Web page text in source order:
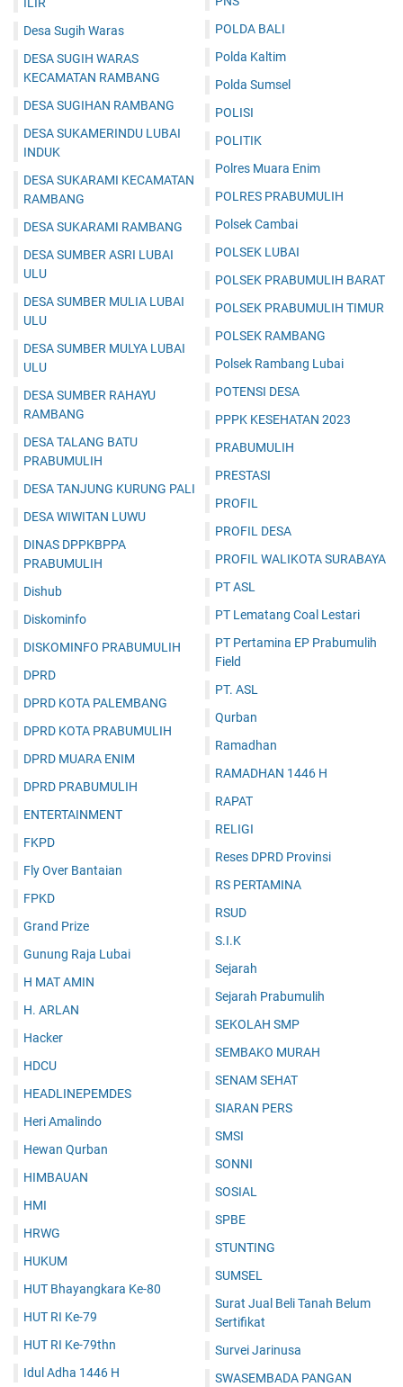
ILIR
Desa Sugih Waras
DESA SUGIH WARAS
KECAMATAN RAMBANG
DESA SUGIHAN RAMBANG
DESA SUKAMERINDU LUBAI
INDUK
DESA SUKARAMI KECAMATAN
RAMBANG
DESA SUKARAMI RAMBANG
DESA SUMBER ASRI LUBAI
ULU
DESA SUMBER MULIA LUBAI
ULU
DESA SUMBER MULYA LUBAI
ULU
DESA SUMBER RAHAYU
RAMBANG
DESA TALANG BATU
PRABUMULIH
DESA TANJUNG KURUNG PALI
DESA WIWITAN LUWU
DINAS DPPKBPPA
PRABUMULIH
Dishub
Diskominfo
DISKOMINFO PRABUMULIH
DPRD
DPRD KOTA PALEMBANG
DPRD KOTA PRABUMULIH
DPRD MUARA ENIM
DPRD PRABUMULIH
ENTERTAINMENT
FKPD
Fly Over Bantaian
FPKD
Grand Prize
Gunung Raja Lubai
H MAT AMIN
H. ARLAN
Hacker
HDCU
HEADLINEPEMDES
Heri Amalindo
Hewan Qurban
HIMBAUAN
HMI
HRWG
HUKUM
HUT Bhayangkara Ke-80
HUT RI Ke-79
HUT RI Ke-79thn
Idul Adha 1446 H
POLDA BALI
Polda Kaltim
Polda Sumsel
POLISI
POLITIK
Polres Muara Enim
POLRES PRABUMULIH
Polsek Cambai
POLSEK LUBAI
POLSEK PRABUMULIH BARAT
POLSEK PRABUMULIH TIMUR
POLSEK RAMBANG
Polsek Rambang Lubai
POTENSI DESA
PPPK KESEHATAN 2023
PRABUMULIH
PRESTASI
PROFIL
PROFIL DESA
PROFIL WALIKOTA SURABAYA
PT ASL
PT Lematang Coal Lestari
PT Pertamina EP Prabumulih
Field
PT. ASL
Qurban
Ramadhan
RAMADHAN 1446 H
RAPAT
RELIGI
Reses DPRD Provinsi
RS PERTAMINA
RSUD
S.I.K
Sejarah
Sejarah Prabumulih
SEKOLAH SMP
SEMBAKO MURAH
SENAM SEHAT
SIARAN PERS
SMSI
SONNI
SOSIAL
SPBE
STUNTING
SUMSEL
Surat Jual Beli Tanah Belum
Sertifikat
Survei Jarinusa
SWASEMBADA PANGAN